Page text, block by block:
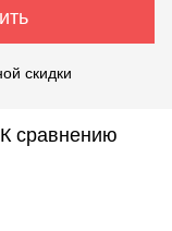
скидки
К сравнению